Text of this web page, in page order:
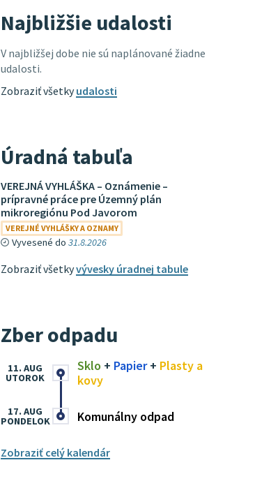
Najbližšie udalosti
V najbližšej dobe nie sú naplánované žiadne
udalosti.
Zobraziť všetkyudalosti
Úradná tabuľa
VEREJNÁ VYHLÁŠKA – Oznámenie –
prípravné práce pre Územný plán
mikroregiónu Pod Javorom
VEREJNÉ VYHLÁŠKY A OZNAMY
Vyvesené do 31.8.2026
Zobraziť všetkyvývesky úradnej tabule
Zber odpadu
Sklo + Papier+ Plasty a
kovy
11. AUG
UTOROK
Komunálny odpad
17. AUG
PONDELOK
Zobraziť celý kalendár